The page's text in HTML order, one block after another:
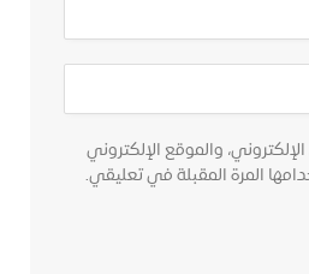
والموقع الإلكتروني
المرة المقبلة في تعليقي.